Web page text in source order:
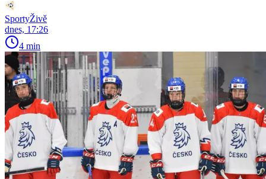
SportyŽivě
dnes, 17:26
4 min